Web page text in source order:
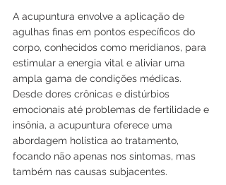
A acupuntura envolve a aplicação de
agulhas finas em pontos específicos do
corpo, conhecidos como meridianos, para
estimular a energia vital e aliviar uma
ampla gama de condições médicas.
Desde dores crônicas e distúrbios
emocionais até problemas de fertilidade e
insônia, a acupuntura oferece uma
abordagem holística ao tratamento,
focando não apenas nos sintomas, mas
também nas causas subjacentes.